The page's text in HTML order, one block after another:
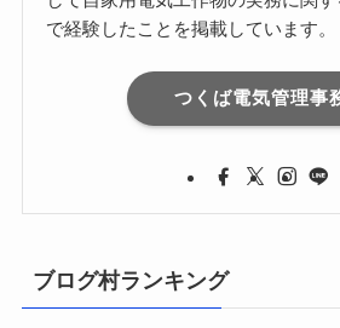
で経験したことを掲載しています。
つくば電気管理事
ブログ村ランキング